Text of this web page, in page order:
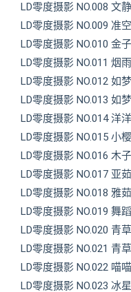
LD零度摄影 NO.008 文
LD零度摄影 NO.009 准
LD零度摄影 NO.010 金
LD零度摄影 NO.011 烟
LD零度摄影 NO.012 如
LD零度摄影 NO.013 如
LD零度摄影 NO.014 洋
LD零度摄影 NO.015 小
LD零度摄影 NO.016 木
LD零度摄影 NO.017 亚
LD零度摄影 NO.018 雅
LD零度摄影 NO.019 舞
LD零度摄影 NO.020 青
LD零度摄影 NO.021 青
LD零度摄影 NO.022 喵
LD零度摄影 NO.023 冰